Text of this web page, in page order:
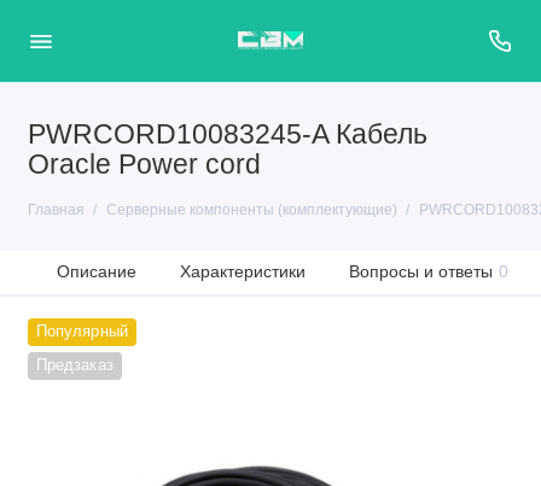
PWRCORD10083245-A Кабель
Oracle Power cord
Главная Серверные компоненты (комплектующие)
Описание Характеристики Вопросы и ответы 0
Популярный
Предзаказ